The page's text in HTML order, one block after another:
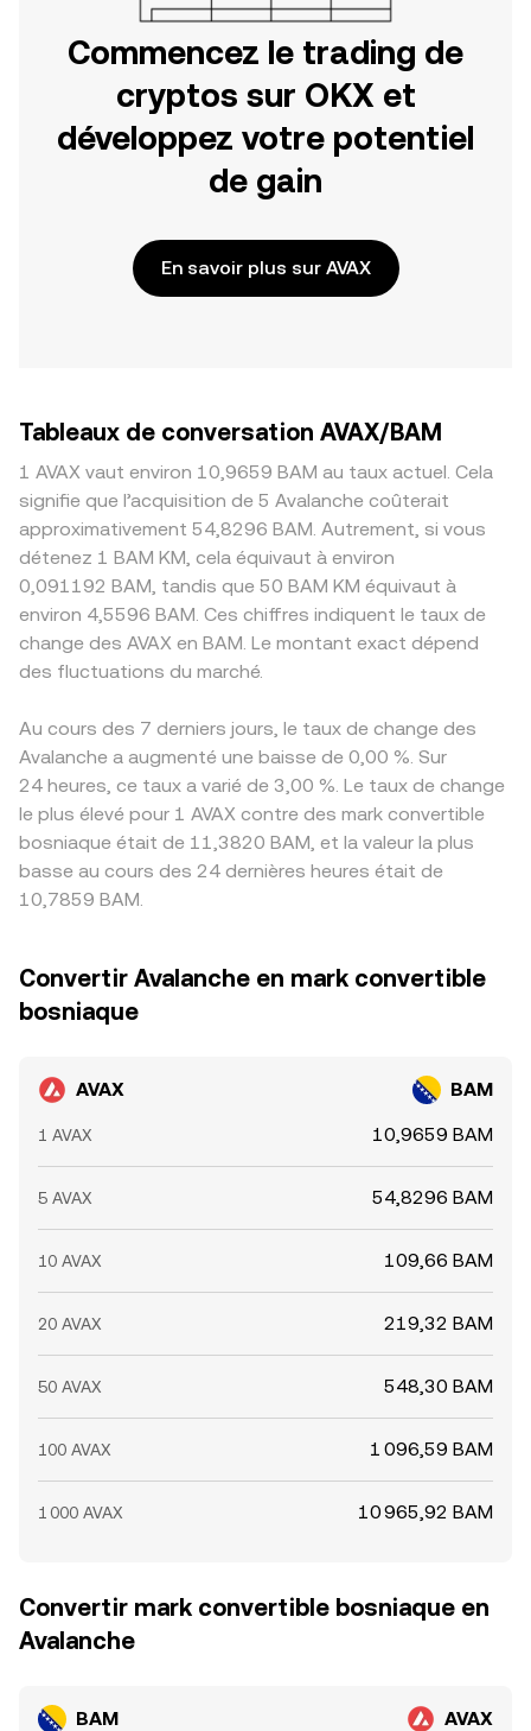
Commencez le trading de
cryptos sur OKX et
développez votre potentiel
de gain
En savoir plus sur AVAX
Tableaux de conversation AVAX/BAM
1 AVAX vaut environ 10,9659 BAM au taux actuel. Cela
signifie que l’acquisition de 5 Avalanche coûterait
approximativement 54,8296 BAM. Autrement, si vous
détenez 1 BAM KM, cela équivaut à environ
0,091192 BAM, tandis que 50 BAM KM équivaut à
environ 4,5596 BAM. Ces chiffres indiquent le taux de
change des AVAX en BAM. Le montant exact dépend
des fluctuations du marché.
Au cours des 7 derniers jours, le taux de change des
Avalanche a augmenté une baisse de 0,00 %. Sur
24 heures, ce taux a varié de 3,00 %. Le taux de change
le plus élevé pour 1 AVAX contre des mark convertible
bosniaque était de 11,3820 BAM, et la valeur la plus
basse au cours des 24 dernières heures était de
10,7859 BAM.
Convertir Avalanche en mark convertible
bosniaque
AVAX BAM
1 AVAX 10,9659 BAM
5 AVAX 54,8296 BAM
10 AVAX 109,66 BAM
20 AVAX 219,32 BAM
50 AVAX 548,30 BAM
100 AVAX 1 096,59 BAM
1 000 AVAX 10 965,92 BAM
Convertir mark convertible bosniaque en
Avalanche
BAM AVAX